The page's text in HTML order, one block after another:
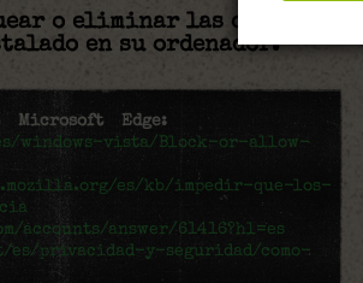
o eliminar las cookies
en su ordenador:
Edge:
windows-vista/Block-or-allow-
es/kb/impedir-que-los-
accounts/answer/61416?hl=es
privacidad-y-seguridad/como-